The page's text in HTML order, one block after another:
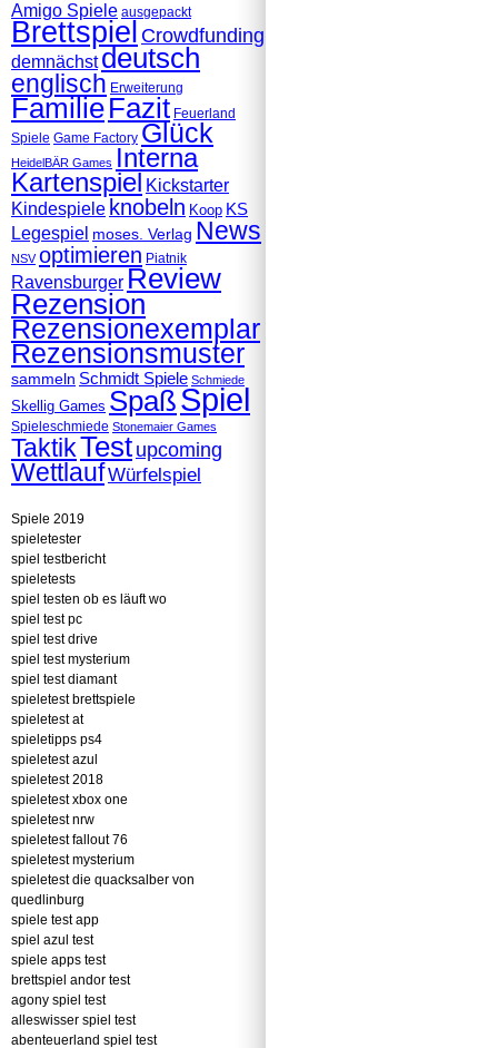
Amigo Spiele ausgepackt
Brettspiel Crowdfunding
demnächst deutsch
englisch Erweiterung
FamilieFazit Feuerland
Spiele Game Factory Glück
HeidelBÄR Games Interna
Kartenspiel Kickstarter
Kindespiele knobeln Koop KS
Legespiel moses. Verlag News
NSV optimieren Piatnik
RavensburgerReview
Rezension
Rezensionexemplar
Rezensionsmuster
sammeln Schmidt Spiele Schmiede
Skellig Games SpaßSpiel
Spieleschmiede Stonemaier Games
TaktikTest upcoming
WettlaufWürfelspiel
Spiele 2019
spieletester
spiel testbericht
spieletests
spiel testen ob es läuft wo
spiel test pc
spiel test drive
spiel test mysterium
spiel test diamant
spieletest brettspiele
spieletest at
spieletipps ps4
spieletest azul
spieletest 2018
spieletest xbox one
spieletest nrw
spieletest fallout 76
spieletest mysterium
spieletest die quacksalber von
quedlinburg
spiele test app
spiel azul test
spiele apps test
brettspiel andor test
agony spiel test
alleswisser spiel test
abenteuerland spiel test